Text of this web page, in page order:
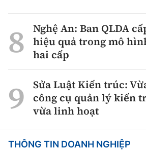
Nghệ An: Ban QLDA
hiệu quả trong mô
hai cấp
Sửa Luật Kiến trúc:
công cụ quản lý kiến
vừa linh hoạt
THÔNG TIN DOANH NGHIỆP